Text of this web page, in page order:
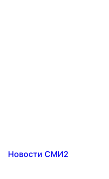
Новости СМИ2